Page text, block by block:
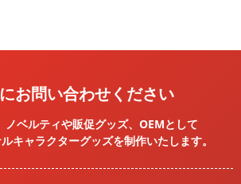
お問い合わせください
ノベルティや販促グッズ、OEMとして
キャラクターグッズを制作いたします。